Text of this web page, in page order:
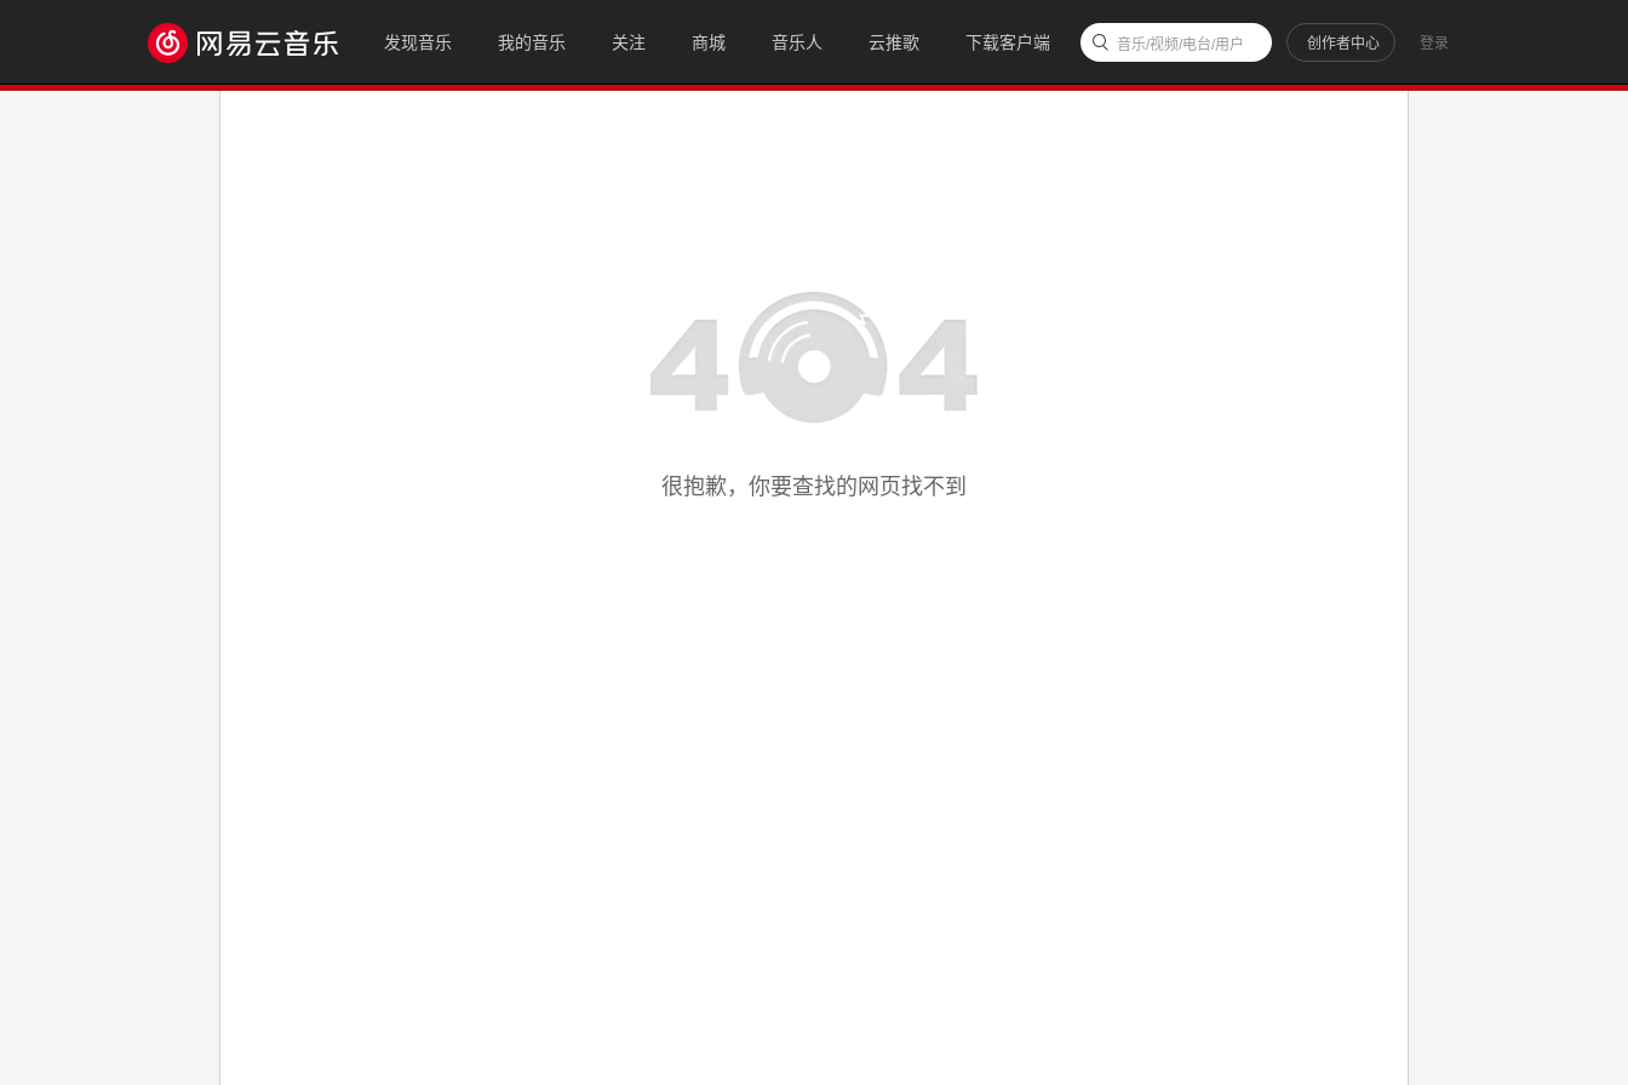
发现音乐 我的音乐 关注 商城 音乐人 云推歌 下载客户端 登录
创作者中心
音乐/视频/电台/用户